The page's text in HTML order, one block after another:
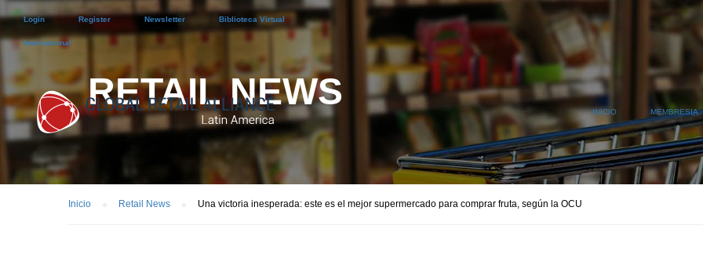
Login Register Newsletter Biblioteca Virtual
International
INICIO MEMBRESIA
RETAIL NEWS
Inicio Retail News Una victoria inesperada: este es el mejor supermercado para comprar fruta, según la OCU